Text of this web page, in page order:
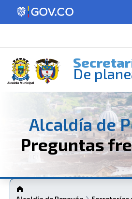
De
Alcaldía de
Preguntas